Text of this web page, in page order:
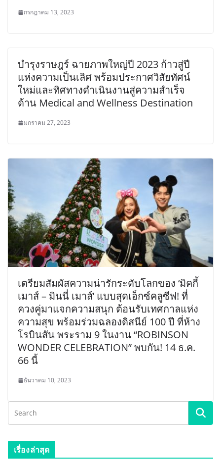
กรกฎาคม 13, 2023
บำรุงราษฎร์ ฉายภาพใหญ่ปี 2023 ก้าวสู่ปี
แห่งความเป็นเลิศ พร้อมประกาศวิสัยทัศน์
ใหม่และทิศทางดำเนินงานสู่ความสำเร็จ
ด้าน Medical and Wellness Destination
มกราคม 27, 2023
เตรียมสัมผัสความน่ารักระดับโลกของ ‘มิคกี้
เมาส์ – มินนี่ เมาส์’ แบบสุดเอ็กซ์คลูซีฟ! ที่
ควงคู่มาแจกความสนุก ต้อนรับเทศกาลแห่ง
ความสุข พร้อมร่วมฉลองดิสนีย์ 100 ปี ที่ห้าง
โรบินสัน พระราม 9 ในงาน “ROBINSON
WONDER CELEBRATION” พบกัน! 14 ธ.ค.
66 นี้
ธันวาคม 10, 2023
เรื่องล่าสุด